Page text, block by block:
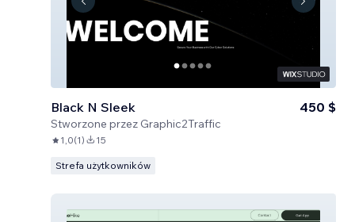
Black N Sleek
Stworzone przez Graphic2Traffic
450 $
1,0(1) 15
Strefa użytkowników